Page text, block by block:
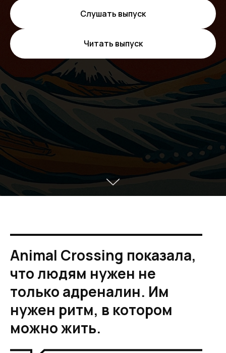
Слушать выпуск
Читать выпуск
Animal Crossing показала,
что людям нужен не
только адреналин. Им
нужен ритм, в котором
можно жить.